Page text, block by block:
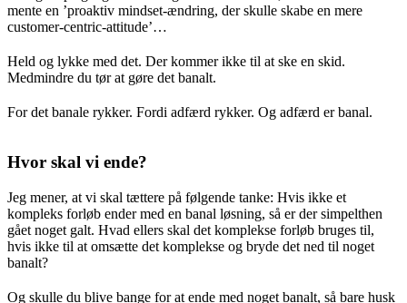
mente en ’proaktiv mindset-ændring, der skulle skabe en mere
customer-centric-attitude’…
Held og lykke med det. Der kommer ikke til at ske en skid.
Medmindre du tør at gøre det banalt.
For det banale rykker. Fordi adfærd rykker. Og adfærd er banal.
Hvor skal vi ende?
Jeg mener, at vi skal tættere på følgende tanke: Hvis ikke et
kompleks forløb ender med en banal løsning, så er der simpelthen
gået noget galt. Hvad ellers skal det komplekse forløb bruges til,
hvis ikke til at omsætte det komplekse og bryde det ned til noget
banalt?
Og skulle du blive bange for at ende med noget banalt, så bare husk